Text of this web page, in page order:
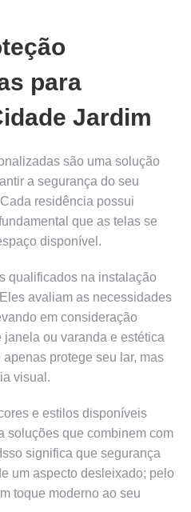
para
Jardim
são uma solução
a segurança do seu
residência possui
que as telas se
disponível.
qualificados na instalação
avaliam as necessidades
em consideração
ou varanda e estética
protege seu lar, mas
visual.
e estilos disponíveis
soluções que combinem com
significa que segurança
um aspecto desleixado; pelo
toque moderno ao seu